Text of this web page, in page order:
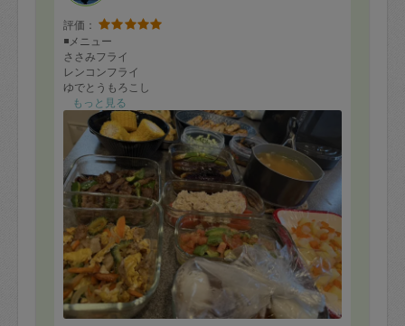
評価：
◾️メニュー
ささみフライ
レンコンフライ
ゆでとうもろこし
とうもろこしの天ぷら
オクラの天ぷら
じゃがいもの天ぷら
レンコンの天ぷら
牛肉と夏野菜のオイスター炒め
ゴーヤチャンプルー
ゴーヤのマヨわさ
ひじきの煮物
ひじきと豆腐の鶏バーグ
野菜のスープ
スープの具
味玉
茄子の煮浸し
トマトとツナのサラダ
トマトとアボガドのサラダ
もっと見る